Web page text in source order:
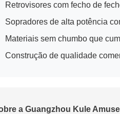
Retrovisores com fecho de
Sopradores de alta potência
Materiais sem chumbo que
Construção de qualidade
a Guangzhou Kule